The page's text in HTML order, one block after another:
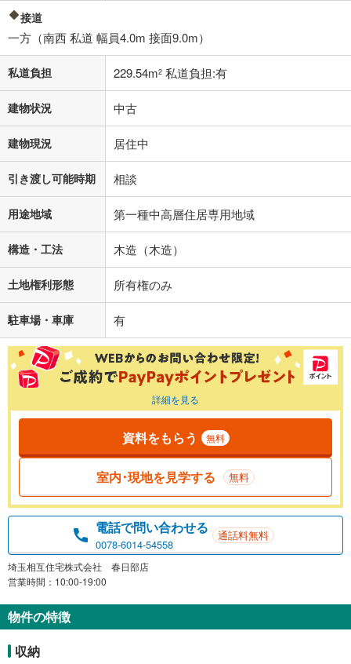
接道
一方（南西 私道 幅員4.0m 接面9.0m）
私道負担 229.54m2 私道負担:有
建物状況 中古
建物現況 居住中
引き渡し可能時期 相談
用途地域 第一種中高層住居専用地域
構造・工法 木造（木造）
土地権利形態 所有権のみ
駐車場・車庫 有
詳細を見る
資料をもらう 無料
室内･現地を見学する 無料
電話で問い合わせる
0078-6014-54558
通話料無料
埼玉相互住宅株式会社 春日部店
営業時間：10:00-19:00
物件の特徴
収納